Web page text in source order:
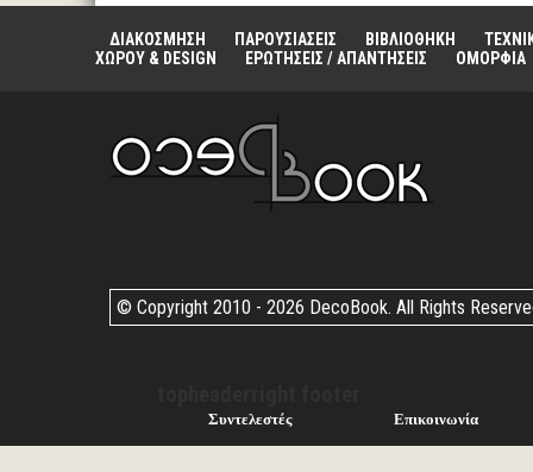
ΔΙΑΚΟΣΜΗΣΗ ΠΑΡΟΥΣΙΑΣΕΙΣ ΒΙΒΛΙΟΘΗΚΗ
ΧΩΡΟΥ & DESIGN
ΕΡΩΤΗΣΕΙΣ / ΑΠΑΝΤΗΣΕΙΣ ΟΜΟΡΦΙΑ
© Copyright 2010 - 2026 DecoBook. All Rights
Συντελεστές Επικοινωνία